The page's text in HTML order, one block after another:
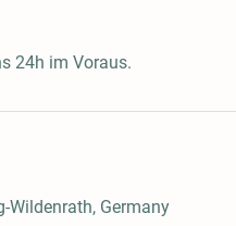
24h im Voraus.
Wildenrath, Germany